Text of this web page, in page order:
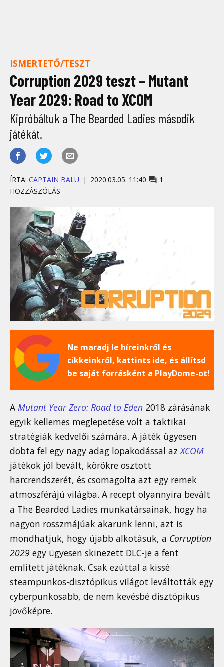
ISMERTETŐ/TESZT
Corruption 2029 teszt – Mutant
Year 2029: Road to XCOM
Kipróbáltuk a The Bearded Ladies második
játékát.
ÍRTA: CAPTAIN BALU 2020.03.05. 11:40
1
HOZZÁSZÓLÁS
Ne maradj le híreinkről és
cikkeinkről, kattints ide, és állítsd
be saját forrásként a PlayDome-ot!
A Mutant Year Zero: Road to Eden 2018 zárásának
egyik kellemes meglepetése volt a taktikai
stratégiák kedvelői számára. A játék ügyesen
dobta fel egy nagy adag lopakodással az XCOM
játékok jól bevált, körökre osztott
harcrendszerét, és csomagolta azt egy remek
atmoszférájú világba. A recept olyannyira bevált
a The Bearded Ladies munkatársainak, hogy ha
nagyon rosszmájúak akarunk lenni, azt is
mondhatjuk, hogy újabb alkotásuk, a Corruption
2029 egy ügyesen skinezett DLC-je a fent
említett játéknak. Csak ezúttal a kissé
steampunkos-disztópikus világot leváltották egy
cyberpunkosabb, de nem kevésbé disztópikus
jövőképre.